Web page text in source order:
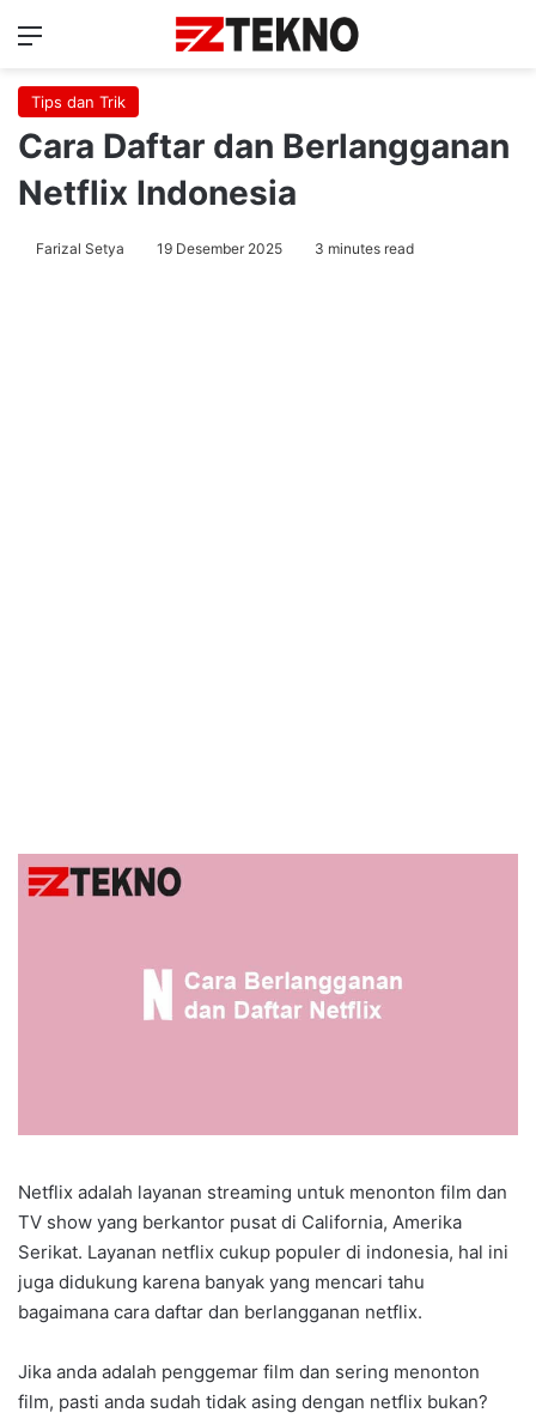
Menu
Tips dan Trik
Cara Daftar dan Berlangganan
Netflix Indonesia
Farizal Setya 19 Desember 2025 3 minutes read
Netflix adalah layanan streaming untuk menonton film dan
TV show yang berkantor pusat di California, Amerika
Serikat. Layanan netflix cukup populer di indonesia, hal ini
juga didukung karena banyak yang mencari tahu
bagaimana cara daftar dan berlangganan netflix.
Jika anda adalah penggemar film dan sering menonton
film, pasti anda sudah tidak asing dengan netflix bukan?